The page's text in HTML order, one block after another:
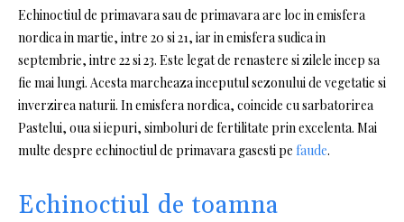
Echinoctiul de primavara sau de primavara are loc in emisfera
nordica in martie, intre 20 si 21, iar in emisfera sudica in
septembrie, intre 22 si 23. Este legat de renastere si zilele incep sa
fie mai lungi. Acesta marcheaza inceputul sezonului de vegetatie si
inverzirea naturii. In emisfera nordica, coincide cu sarbatorirea
Pastelui, oua si iepuri, simboluri de fertilitate prin excelenta. Mai
multe despre echinoctiul de primavara gasesti pe faude.
Echinoctiul de toamna